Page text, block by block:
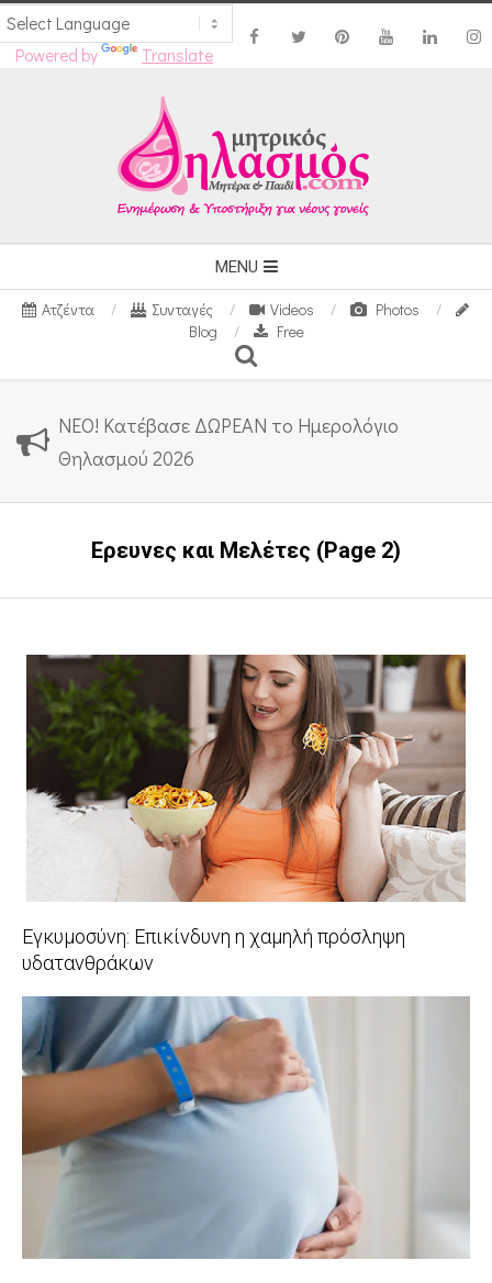
Powered by Translate
Navigation
Menu
MENU
Ατζέντα Συνταγές Videos
Photos
Blog
Free
Search
ΝΕΟ! Κατέβασε ΔΩΡΕΑΝ το Ημερολόγιο
Θηλασμού 2026
Ερευνες και Μελέτες (Page 2)
Εγκυμοσύνη: Επικίνδυνη η χαμηλή πρόσληψη
υδατανθράκων
2018-
02-
28